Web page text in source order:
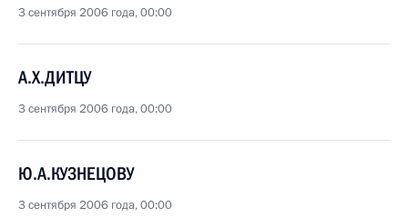
3 сентября 2006 года, 00:00
А.Х.ДИТЦУ
3 сентября 2006 года, 00:00
Ю.А.КУЗНЕЦОВУ
3 сентября 2006 года, 00:00